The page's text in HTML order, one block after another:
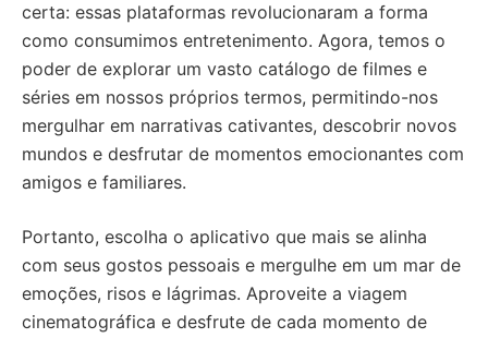
certa: essas plataformas revolucionaram a forma
como consumimos entretenimento. Agora, temos o
poder de explorar um vasto catálogo de filmes e
séries em nossos próprios termos, permitindo-nos
mergulhar em narrativas cativantes, descobrir novos
mundos e desfrutar de momentos emocionantes com
amigos e familiares.
Portanto, escolha o aplicativo que mais se alinha
com seus gostos pessoais e mergulhe em um mar de
emoções, risos e lágrimas. Aproveite a viagem
cinematográfica e desfrute de cada momento de